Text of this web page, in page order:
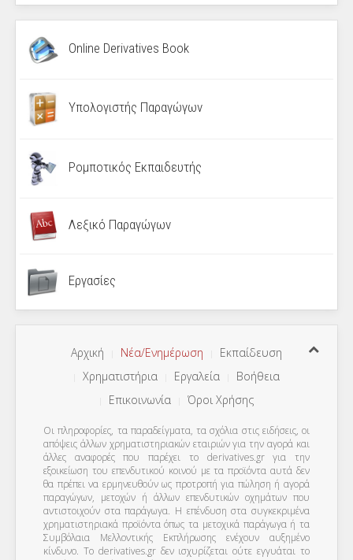
Online Derivatives Book
Υπολογιστής Παραγώγων
Ρομποτικός Εκπαιδευτής
Λεξικό Παραγώγων
Εργασίες
Αρχική Νέα/Ενημέρωση
Εκπαίδευση
Χρηματιστήρια
Εργαλεία
Βοήθεια
Επικοινωνία
Όροι Χρήσης
Οι πληροφορίες, τα παραδείγματα, τα σχόλια στις ειδήσεις, οι
απόψεις άλλων χρηματιστηριακών εταιριών για την αγορά και
άλλες αναφορές που παρέχει το derivatives.gr για την
εξοικείωση του επενδυτικού κοινού με τα προϊόντα αυτά δεν
θα πρέπει να ερμηνευθούν ως προτροπή για πώληση ή αγορά
παραγώγων, μετοχών ή άλλων επενδυτικών οχημάτων που
αντιστοιχούν στα παράγωγα. Η επένδυση στα συγκεκριμένα
χρηματιστηριακά προϊόντα όπως τα μετοχικά παράγωγα ή τα
Συμβόλαια Μελλοντικής Εκπλήρωσης ενέχουν αυξημένο
κίνδυνο. Το derivatives.gr δεν ισχυρίζεται ούτε εγγυάται το